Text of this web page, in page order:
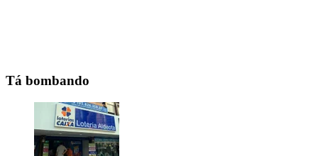
Tá bombando